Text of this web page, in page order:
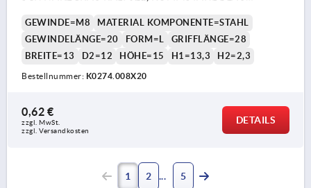
GEWINDE=M8
MATERIAL KOMPONENTE=STAHL
GEWINDELÄNGE=20
FORM=L
GRIFFLÄNGE=28
BREITE=13
D2=12 HÖHE=15 H1=13,3 H2=2,3
Bestellnummer: K0274.008X20
0,62 €
zzgl. MwSt.
zzgl. Versandkosten
DETAILS
1 2 5